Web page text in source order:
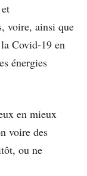
voire, ainsi que
Covid-19 en
énergies
en mieux
voire des
ou ne